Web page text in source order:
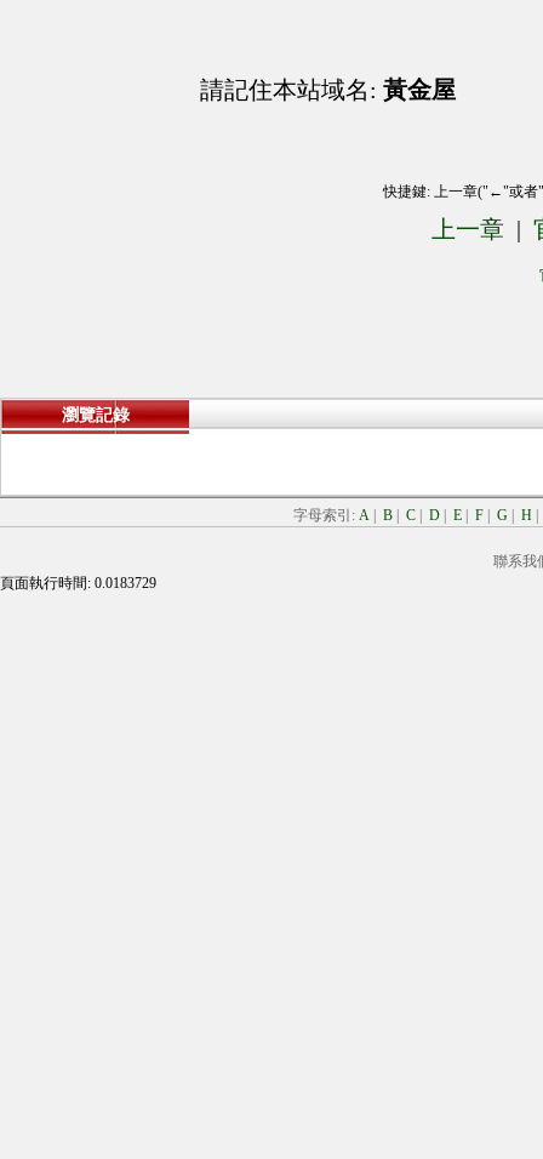
請記住本站域名: 黃金屋
快捷鍵: 上一章("←"或
上一章 |
瀏覽記錄
字母索引: A B C D E F G H
聯系我
頁面執行時間: 0.0183729